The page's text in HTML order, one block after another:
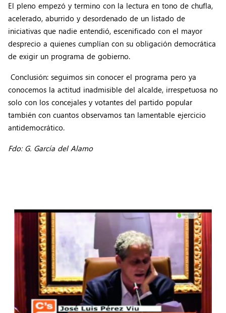
El pleno empezó y termino con la lectura en tono de chufla,
acelerado, aburrido y desordenado de un listado de
iniciativas que nadie entendió, escenificado con el mayor
desprecio a quienes cumplían con su obligación democrática
de exigir un programa de gobierno.
Conclusión: seguimos sin conocer el programa pero ya
conocemos la actitud inadmisible del alcalde, irrespetuosa no
solo con los concejales y votantes del partido popular
también con cuantos observamos tan lamentable ejercicio
antidemocrático.
Fdo: G. García del Alamo